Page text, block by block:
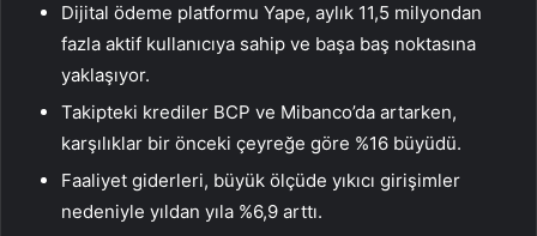
Dijital ödeme platformu Yape, aylık 11,5 milyondan
fazla aktif kullanıcıya sahip ve başa baş noktasına
yaklaşıyor.
Takipteki krediler BCP ve Mibanco’da artarken,
karşılıklar bir önceki çeyreğe göre %16 büyüdü.
Faaliyet giderleri, büyük ölçüde yıkıcı girişimler
nedeniyle yıldan yıla %6,9 arttı.